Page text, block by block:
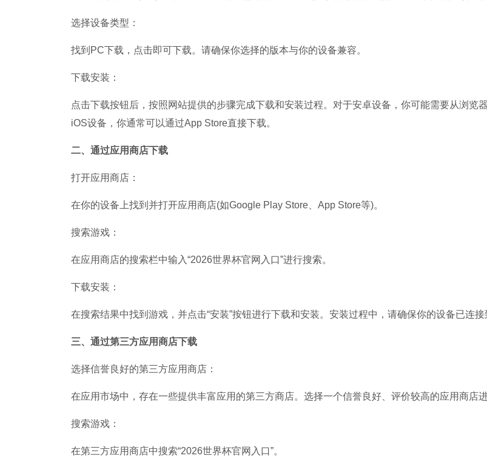
选择设备类型：
找到PC下载，点击即可下载。请确保你选择的版本与你的设备兼容。
下载安装：
点击下载按钮后，按照网站提供的步骤完成下载和安装过程。对于安卓设备，你可能需要从浏览
iOS设备，你通常可以通过App Store直接下载。
二、通过应用商店下载
打开应用商店：
在你的设备上找到并打开应用商店(如Google Play Store、App Store等)。
搜索游戏：
在应用商店的搜索栏中输入“2026世界杯官网入口”进行搜索。
下载安装：
在搜索结果中找到游戏，并点击“安装”按钮进行下载和安装。安装过程中，请确保你的设备已连接
三、通过第三方应用商店下载
选择信誉良好的第三方应用商店：
在应用市场中，存在一些提供丰富应用的第三方商店。选择一个信誉良好、评价较高的应用商店进
搜索游戏：
在第三方应用商店中搜索“2026世界杯官网入口”。